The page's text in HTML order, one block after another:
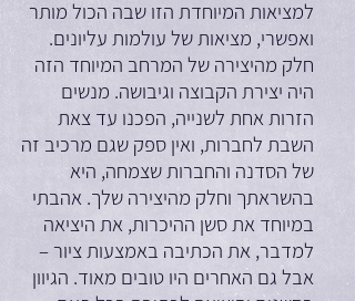
למציאות המיוחדת הזו שבה הכול מותר
ואפשרי, מציאות של עולמות עליונים.
חלק מהיצירה של המרחב המיוחד הזה
היה יצירת הקבוצה וגיבושה. מנשים
הזרות אחת לשנייה, הפכנו עד צאת
השבת לחברות, ואין ספק שגם מרכיב זה
של הסדנה והחברות שצמחה, היא
בהשראתך וחלק מהיצירה שלך. אהבתי
במיוחד את סשן ההיכרות, את היציאה
למדבר, את הכתיבה באמצעות ציור –
אבל גם האחרים היו טובים מאוד. הגיוון